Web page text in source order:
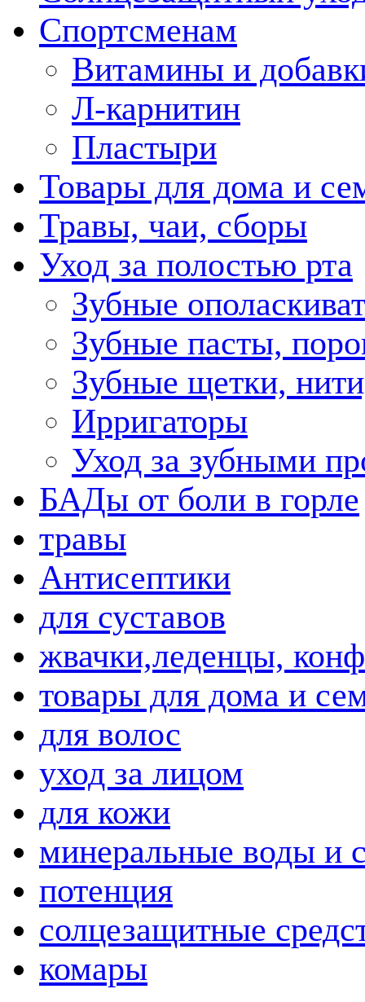
Спортсменам
Витамины и
Л-карнитин
Пластыри
Товары для дома и
Травы, чаи, сборы
Уход за полостью рта
Зубные
Зубные пасты,
Зубные щетки,
Ирригаторы
Уход за зубными
БАДы от боли в горле
травы
Антисептики
для суставов
жвачки,леденцы,
товары для дома и
для волос
уход за лицом
для кожи
минеральные воды и
потенция
солцезащитные
комары